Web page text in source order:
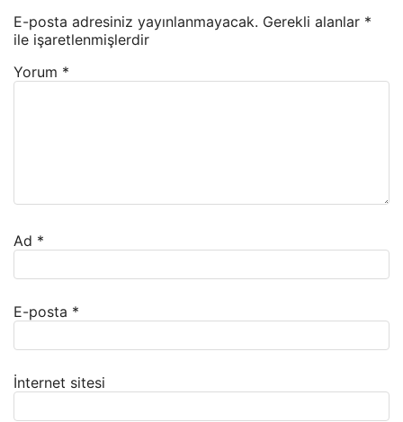
E-posta adresiniz yayınlanmayacak. Gerekli alanlar *
ile işaretlenmişlerdir
Yorum *
Ad *
E-posta *
İnternet sitesi